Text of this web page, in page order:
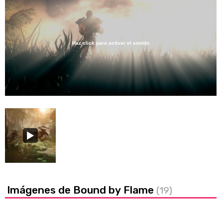
/
Loaded:
20.01%
Haz click para activar el sonido
Imágenes de Bound by Flame (19)